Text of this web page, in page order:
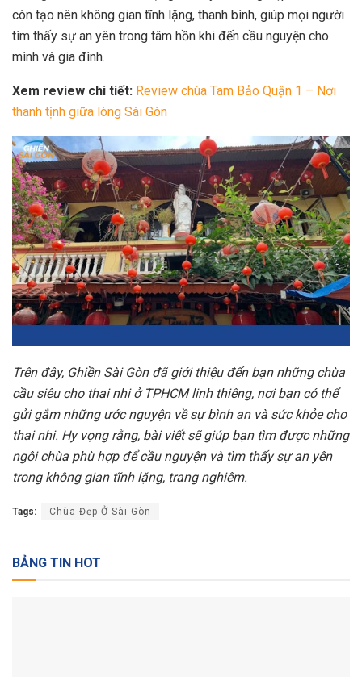
còn tạo nên không gian tĩnh lặng, thanh bình, giúp mọi người
tìm thấy sự an yên trong tâm hồn khi đến cầu nguyện cho
mình và gia đình.
Xem review chi tiết: Review chùa Tam Bảo Quận 1 – Nơi
thanh tịnh giữa lòng Sài Gòn
Trên đây, Ghiền Sài Gòn đã giới thiệu đến bạn những chùa
cầu siêu cho thai nhi ở TPHCM linh thiêng, nơi bạn có thể
gửi gắm những ước nguyện về sự bình an và sức khỏe cho
thai nhi. Hy vọng rằng, bài viết sẽ giúp bạn tìm được những
ngôi chùa phù hợp để cầu nguyện và tìm thấy sự an yên
trong không gian tĩnh lặng, trang nghiêm.
Tags: Chùa Đẹp Ở Sài Gòn
BẢNG TIN HOT